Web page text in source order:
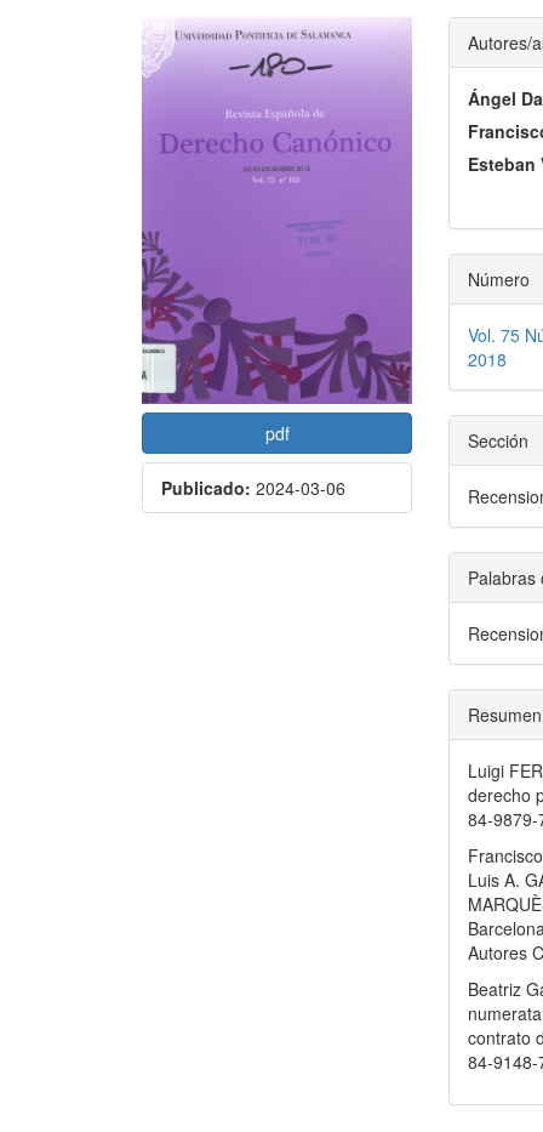
Barra
lateral
artículo
pdf
Publicado: 2024-03-06
del
Autores/
Ángel
Esteban
Número
Vol. 75
2018
Sección
Palabras
Resumen
Luigi
derecho
84-9879-
Luis A.
Autores
Beatriz
contrato
84-9148-